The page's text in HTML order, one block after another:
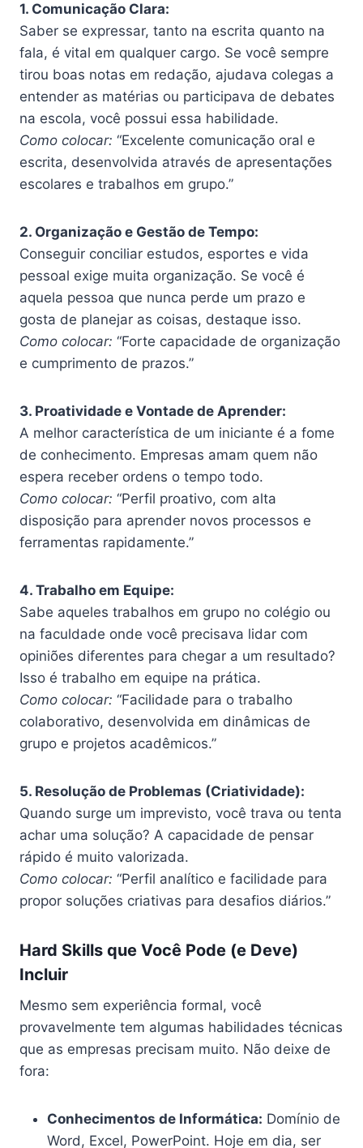
1. Comunicação Clara:
Saber se expressar, tanto na escrita quanto na
fala, é vital em qualquer cargo. Se você sempre
tirou boas notas em redação, ajudava colegas a
entender as matérias ou participava de debates
na escola, você possui essa habilidade.
Como colocar: “Excelente comunicação oral e
escrita, desenvolvida através de apresentações
escolares e trabalhos em grupo.”
2. Organização e Gestão de Tempo:
Conseguir conciliar estudos, esportes e vida
pessoal exige muita organização. Se você é
aquela pessoa que nunca perde um prazo e
gosta de planejar as coisas, destaque isso.
Como colocar: “Forte capacidade de organização
e cumprimento de prazos.”
3. Proatividade e Vontade de Aprender:
A melhor característica de um iniciante é a fome
de conhecimento. Empresas amam quem não
espera receber ordens o tempo todo.
Como colocar: “Perfil proativo, com alta
disposição para aprender novos processos e
ferramentas rapidamente.”
4. Trabalho em Equipe:
Sabe aqueles trabalhos em grupo no colégio ou
na faculdade onde você precisava lidar com
opiniões diferentes para chegar a um resultado?
Isso é trabalho em equipe na prática.
Como colocar: “Facilidade para o trabalho
colaborativo, desenvolvida em dinâmicas de
grupo e projetos acadêmicos.”
5. Resolução de Problemas (Criatividade):
Quando surge um imprevisto, você trava ou tenta
achar uma solução? A capacidade de pensar
rápido é muito valorizada.
Como colocar: “Perfil analítico e facilidade para
propor soluções criativas para desafios diários.”
Hard Skills que Você Pode (e Deve)
Incluir
Mesmo sem experiência formal, você
provavelmente tem algumas habilidades técnicas
que as empresas precisam muito. Não deixe de
fora:
Conhecimentos de Informática: Domínio de
Word, Excel, PowerPoint. Hoje em dia, ser